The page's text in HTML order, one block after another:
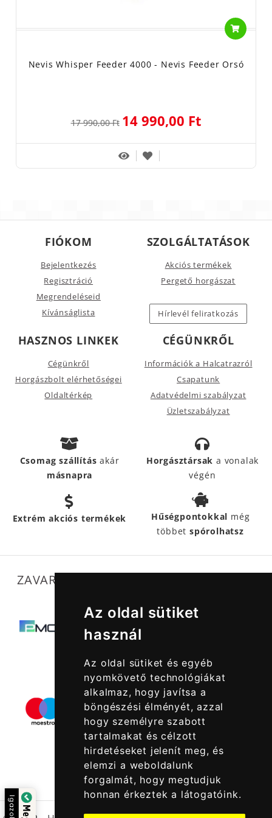
Az oldal sütiket
használ
Az oldal sütiket és egyéb
nyomkövető technológiákat
alkalmaz, hogy javítsa a
böngészési élményét, azzal
hogy személyre szabott
tartalmakat és célzott
hirdetéseket jelenít meg, és
elemzi a weboldalunk
forgalmát, hogy megtudjuk
honnan érkeztek a látogatóink.
Nevis Whisper Feeder 4000 - Nevis Feeder Orsó
17 990,00 Ft 14 990,00 Ft
FIÓKOM
Bejelentkezés
Regisztráció
Megrendeléseid
Kívánságlista
SZOLGÁLTATÁSOK
Akciós termékek
Pergető horgászat
Hírlevél feliratkozás
HASZNOS LINKEK
Cégünkről
Horgászbolt elérhetőségei
Oldaltérkép
CÉGÜNKRŐL
Információk a Halcatrazról
Csapatunk
Adatvédelmi szabályzat
Üzletszabályzat
Csomag szállításakár
másnapra
Horgásztársak a vonalak
végén
Extrém akciós termékek Hűségpontokkal még
többetspórolhatsz
ZAVARTALAN MŰKÖDÉSÜNKET SEGÍTIK